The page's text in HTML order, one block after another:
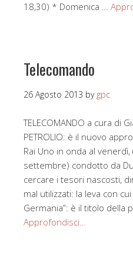
18,30) * Domenica …
Telecomando
26 Agosto 2013 by gpc
TELECOMANDO a cura di
PETROLIO: è il nuovo
Rai Uno in onda al
settembre) condotto da
cercare i tesori nascosti,
mal utilizzati: la leva con
Germania”: è il titolo della
Approfondisci…